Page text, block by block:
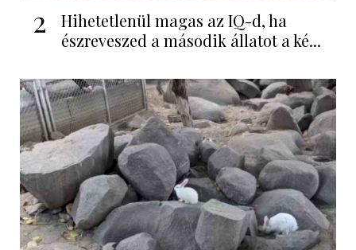
2
Hihetetlenül magas az IQ-d, ha
észreveszed a második állatot a ké...